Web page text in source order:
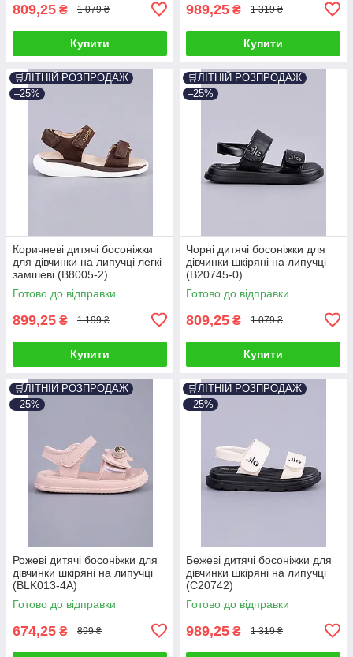
809,25 ₴ 1 079 ₴
Купити
989,25 ₴ 1 319 ₴
Купити
🛒ЛІТНІЙ РОЗПРОДАЖ
–25%
Коричневі дитячі босоніжки
для дівчинки на липучці легкі
замшеві (B8005-2)
Готово до відправки
899,25 ₴ 1 199 ₴
Купити
🛒ЛІТНІЙ РОЗПРОДАЖ
–25%
Чорні дитячі босоніжки для
дівчинки шкіряні на липучці
(B20745-0)
Готово до відправки
809,25 ₴ 1 079 ₴
Купити
🛒ЛІТНІЙ РОЗПРОДАЖ
–25%
Рожеві дитячі босоніжки для
дівчинки шкіряні на липучці
(BLK013-4A)
Готово до відправки
674,25 ₴ 899 ₴
🛒ЛІТНІЙ РОЗПРОДАЖ
–25%
Бежеві дитячі босоніжки для
дівчинки шкіряні на липучці
(C20742)
Готово до відправки
989,25 ₴ 1 319 ₴